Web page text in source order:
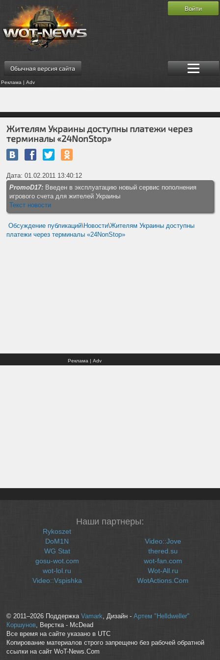
Обычная версия сайта
Реклама | Adv
Войти
Жителям Украины доступны платежи через
терминалы «24NonStop»
Дата: 01.02.2011 13:40:12
PromoD17: Введен в эксплуатацию новый сервис пополнения
игрового счета для жителей Украины
Текст новости
Обсуждение публикаций\Новости\Жителям Украины доступны
платежи через терминалы «24NonStop»
Реклама | Adv
Наши партнеры:
Rykoszet
DoM1N
WG Stat
gosu-wot.com
wot-lol.ru
Video::Vspishka
Video::Jove
thered.su
wot-fan.com
Wot-All.ru
WotActions.Com
© 2011–2026 Поддержка Vamark , Дизайн - Артем "Helldweller"
Коршунов, Верстка - McDead
Все время на сайте указано в UTC
Копирование материалов строго запрещено без рабочей обратной
ссылки на сайт WoT-News.Com